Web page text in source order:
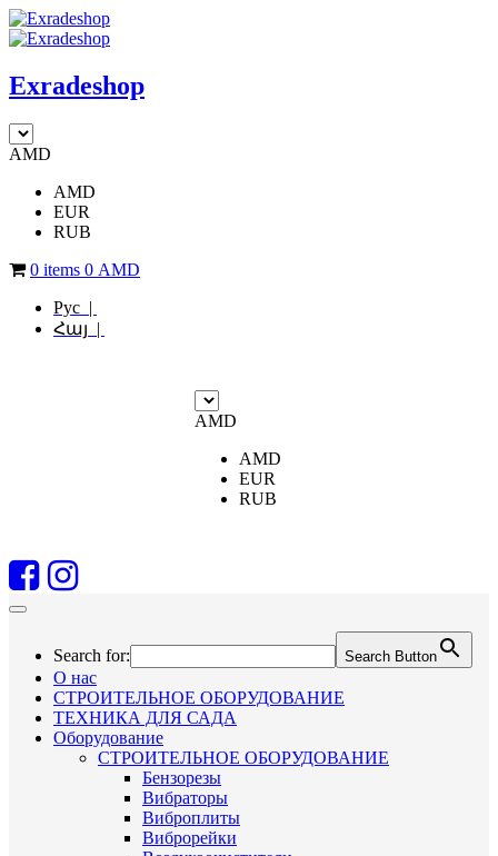
Exradeshop
AMD
AMD
EUR
RUB
0 items 0 AMD
Рус |
Հայ |
AMD
AMD
EUR
RUB
Search for: Search Button
О нас
СТРОИТЕЛЬНОЕ ОБОРУДОВАНИЕ
ТЕХНИКА ДЛЯ САДА
Оборудование
СТРОИТЕЛЬНОЕ ОБОРУДОВАНИЕ
Бензорезы
Вибраторы
Виброплиты
Виброрейки